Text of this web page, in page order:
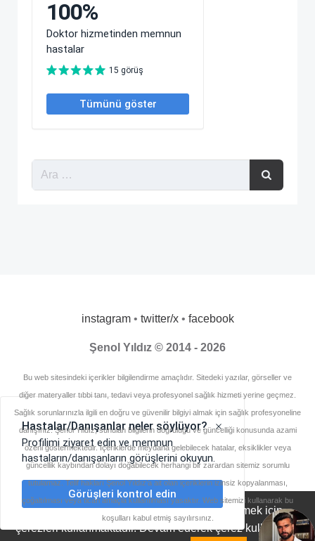
Diyetisyensenol.com, deneyiminizi geliştirmek için
çerezleri kullanmaktadır. Devam ederek çerez kullanımını
instagram• twitter/x• facebook
Şenol Yıldız © 2014 - 2026
Bu web sitesindeki içerikler bilgilendirme amaçlıdır. Sitedeki yazılar, görseller ve
diğer materyaller tıbbi tanı, tedavi veya profesyonel sağlık hizmeti yerine geçmez.
Sağlık sorunlarınızla ilgili en doğru ve güvenilir bilgiyi almak için sağlık profesyoneline
danışınız. Şenol Yıldız, sunulan bilgilerin doğruluğu ve güncelliği konusunda azami
özeni göstermektedir. İçeriklerde meydana gelebilecek hatalar, eksiklikler veya
güncellik kaybından dolayı doğabilecek herhangi bir zarardan sitemiz sorumlu
tutulamaz. Telif hakları Şenol Yıldız’a ait olan içeriklerin izinsiz kopyalanması,
çoğaltılması veya ticari amaçla kullanılması yasaktır. Web sitemizi kullanarak bu
koşulları kabul etmiş sayılırsınız.